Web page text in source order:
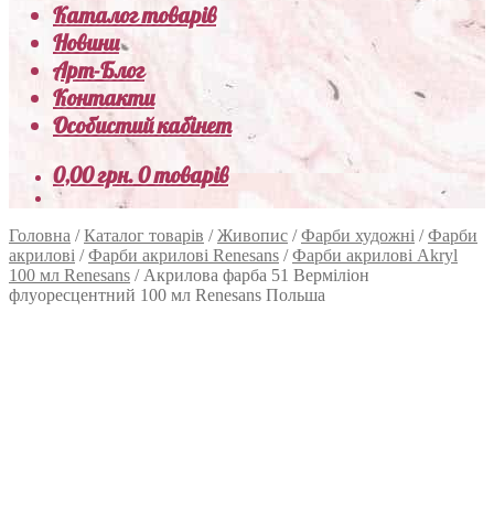
Каталог товарів
Новини
Арт-Блог
Контакти
Особистий кабінет
0,00грн.0 товарів
Головна /Каталог товарів /Живопис /Фарби художні /Фарби
акрилові /Фарби акрилові Renesans /Фарби акрилові Akryl
100 мл Renesans / Акрилова фарба 51 Верміліон
флуоресцентний 100 мл Renesans Польша